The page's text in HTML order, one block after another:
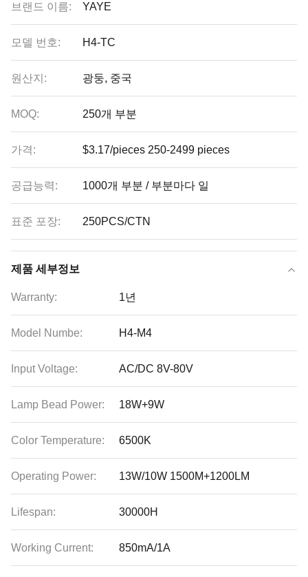
브랜드 이름: YAYE
모델 번호: H4-TC
원산지: 광둥, 중국
MOQ: 250개 부분
가격: $3.17/pieces 250-2499 pieces
공급능력: 1000개 부분 / 부분마다 일
표준 포장: 250PCS/CTN
제품 세부정보
Warranty: 1년
Model Numbe: H4-M4
Input Voltage: AC/DC 8V-80V
Lamp Bead Power: 18W+9W
Color Temperature: 6500K
Operating Power: 13W/10W 1500M+1200LM
Lifespan: 30000H
Working Current: 850mA/1A